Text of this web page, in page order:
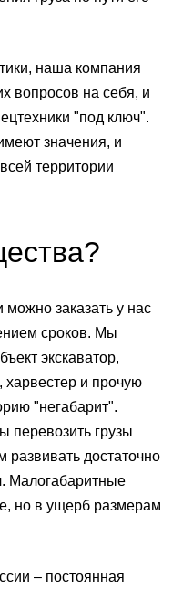
наша компания
вопросов на себя, и
"под ключ".
значения, и
территории
можно заказать у нас
сроков. Мы
экскаватор,
харвестер и прочую
"негабарит".
перевозить грузы
развивать достаточно
Малогабаритные
но в ущерб размерам
– постоянная